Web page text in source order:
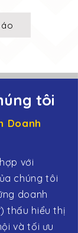
tôi
Doanh
với
chúng tôi
doanh
thấu hiểu thị
và tối ưu